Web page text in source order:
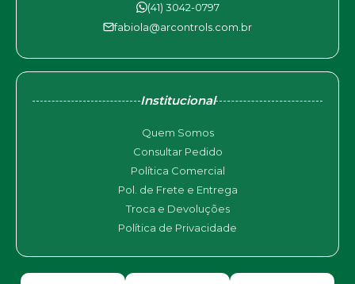
(41) 3042-0797
fabiola@arcontrols.com.br
Institucional
Quem Somos
Consultar Pedido
Política Comercial
Pol. de Frete e Entrega
Troca e Devoluções
Política de Privacidade